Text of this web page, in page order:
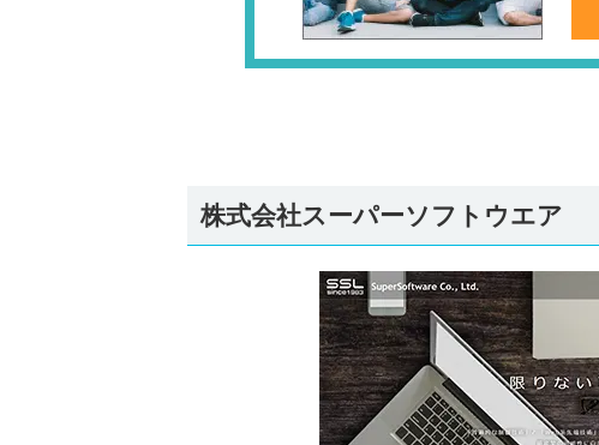
株式会社スーパーソフトウエア